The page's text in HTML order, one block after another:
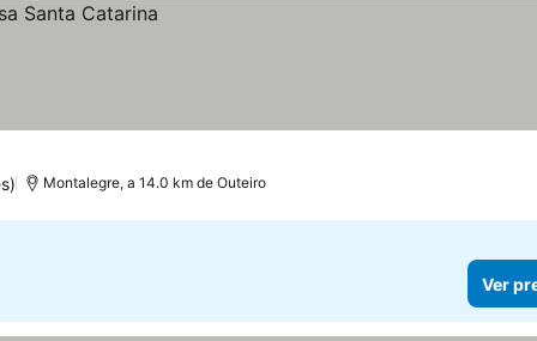
Montalegre, a 14.0 km de Outeiro
Ver